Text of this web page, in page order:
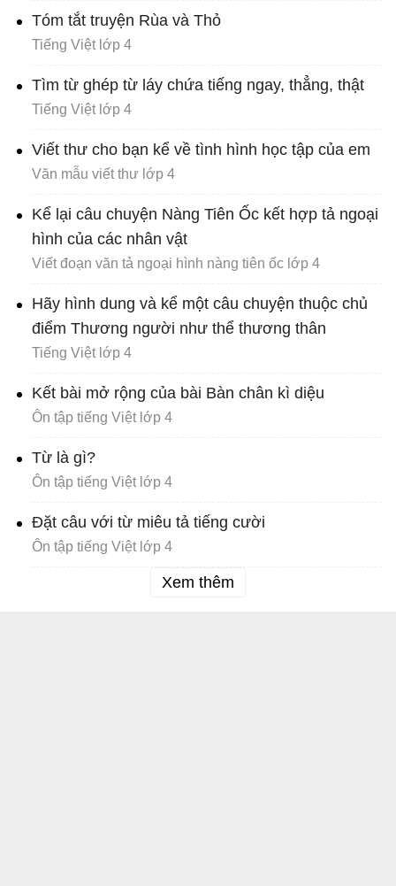
Tóm tắt truyện Rùa và Thỏ
Tiếng Việt lớp 4
Tìm từ ghép từ láy chứa tiếng ngay, thẳng, thật
Tiếng Việt lớp 4
Viết thư cho bạn kể về tình hình học tập của em
Văn mẫu viết thư lớp 4
Kể lại câu chuyện Nàng Tiên Ốc kết hợp tả ngoại
hình của các nhân vật
Viết đoạn văn tả ngoại hình nàng tiên ốc lớp 4
Hãy hình dung và kể một câu chuyện thuộc chủ
điểm Thương người như thể thương thân
Tiếng Việt lớp 4
Kết bài mở rộng của bài Bàn chân kì diệu
Ôn tập tiếng Việt lớp 4
Từ là gì?
Ôn tập tiếng Việt lớp 4
Đặt câu với từ miêu tả tiếng cười
Ôn tập tiếng Việt lớp 4
Xem thêm